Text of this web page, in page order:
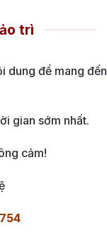
trì
dung để mang đến
gian sớm nhất.
cảm!